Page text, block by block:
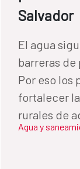
Salvador
El agua
barreras de
Por eso los
fortalecer
rurales de
frente a la
Agua y